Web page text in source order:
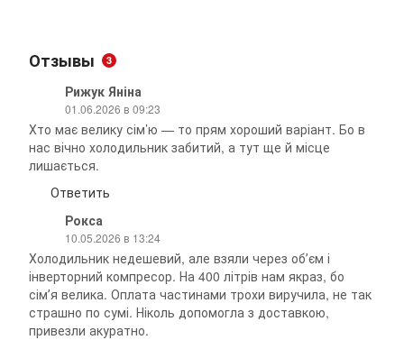
Отзывы 3
Рижук Яніна
01.06.2026 в 09:23
Хто має велику сім’ю — то прям хороший варіант. Бо в
нас вічно холодильник забитий, а тут ще й місце
лишається.
Ответить
Рокса
10.05.2026 в 13:24
Холодильник недешевий, але взяли через обʼєм і
інверторний компресор. На 400 літрів нам якраз, бо
сімʼя велика. Оплата частинами трохи виручила, не так
страшно по сумі. Ніколь допомогла з доставкою,
привезли акуратно.